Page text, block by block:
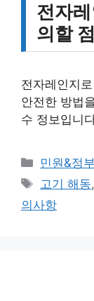
전자
의할 점
전자레인지
안전한 방법
수 정보입니
카
테
리
민원&정
태
그
고기 해동,
의사항